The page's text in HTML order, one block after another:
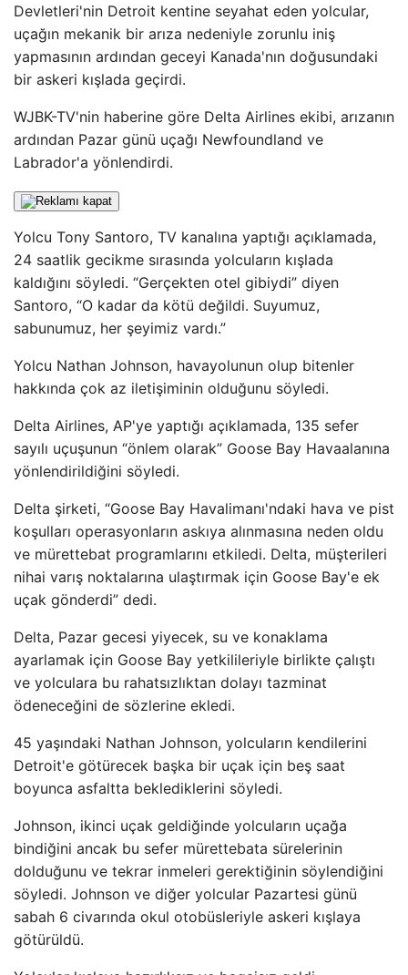
Devletleri'nin Detroit kentine seyahat eden yolcular,
uçağın mekanik bir arıza nedeniyle zorunlu iniş
yapmasının ardından geceyi Kanada'nın doğusundaki
bir askeri kışlada geçirdi.
WJBK-TV'nin haberine göre Delta Airlines ekibi, arızanın
ardından Pazar günü uçağı Newfoundland ve
Labrador'a yönlendirdi.
Yolcu Tony Santoro, TV kanalına yaptığı açıklamada,
24 saatlik gecikme sırasında yolcuların kışlada
kaldığını söyledi. “Gerçekten otel gibiydi” diyen
Santoro, “O kadar da kötü değildi. Suyumuz,
sabunumuz, her şeyimiz vardı.”
Yolcu Nathan Johnson, havayolunun olup bitenler
hakkında çok az iletişiminin olduğunu söyledi.
Delta Airlines, AP'ye yaptığı açıklamada, 135 sefer
sayılı uçuşunun “önlem olarak” Goose Bay Havaalanına
yönlendirildiğini söyledi.
Delta şirketi, “Goose Bay Havalimanı'ndaki hava ve pist
koşulları operasyonların askıya alınmasına neden oldu
ve mürettebat programlarını etkiledi. Delta, müşterileri
nihai varış noktalarına ulaştırmak için Goose Bay'e ek
uçak gönderdi” dedi.
Delta, Pazar gecesi yiyecek, su ve konaklama
ayarlamak için Goose Bay yetkilileriyle birlikte çalıştı
ve yolculara bu rahatsızlıktan dolayı tazminat
ödeneceğini de sözlerine ekledi.
45 yaşındaki Nathan Johnson, yolcuların kendilerini
Detroit'e götürecek başka bir uçak için beş saat
boyunca asfaltta beklediklerini söyledi.
Johnson, ikinci uçak geldiğinde yolcuların uçağa
bindiğini ancak bu sefer mürettebata sürelerinin
dolduğunu ve tekrar inmeleri gerektiğinin söylendiğini
söyledi. Johnson ve diğer yolcular Pazartesi günü
sabah 6 civarında okul otobüsleriyle askeri kışlaya
götürüldü.